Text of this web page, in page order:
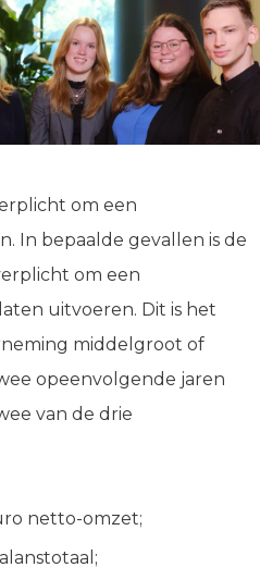
om een
In bepaalde gevallen is de
om een
uitvoeren. Dit is het
middelgroot of
opeenvolgende jaren
van de drie
netto-omzet;